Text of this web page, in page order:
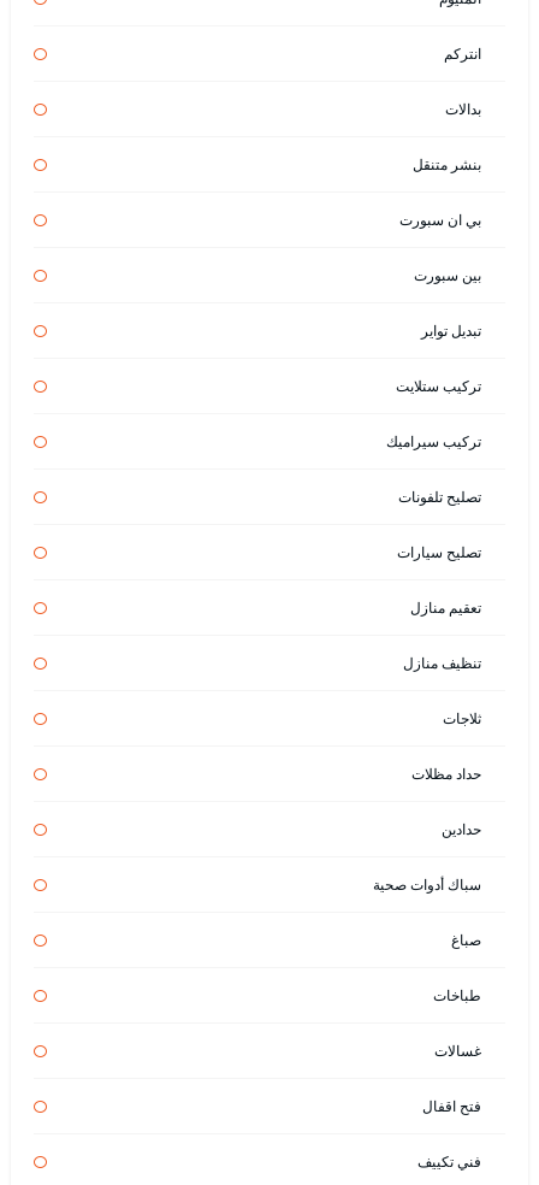
انتركم
بدالات
بنشر متنقل
بي ان سبورت
بين سبورت
تبديل تواير
تركيب ستلايت
تركيب سيراميك
تصليح تلفونات
تصليح سيارات
تعقيم منازل
تنظيف منازل
ثلاجات
حداد مظلات
حدادين
سباك أدوات صحية
صباغ
طباخات
غسالات
فتح اقفال
فني تكييف